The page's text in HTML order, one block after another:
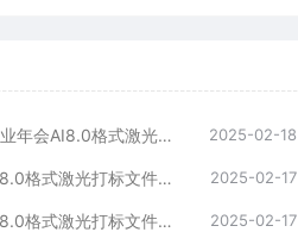
遂风领航向阳而生易拉罐企业年会AI8.0格式激光打标文件通用矢量图 2025-02-18
年年有余新春贺词艺术字AI8.0格式激光打标文件通用矢量图 2025-02-17
在一起赢未来书法艺术字AI8.0格式激光打标文件通用矢量图 2025-02-17